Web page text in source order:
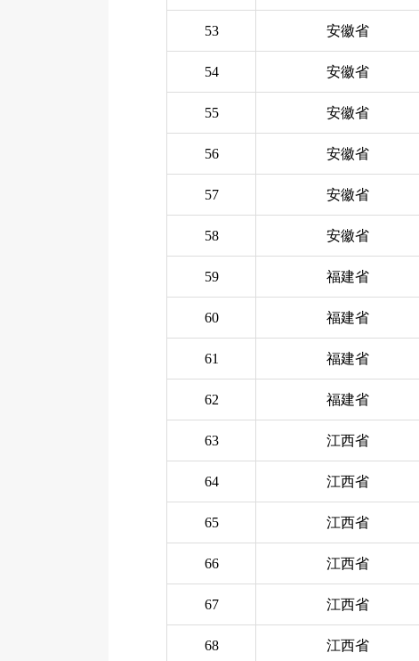
53 安徽省
54 安徽省
55 安徽省
56 安徽省
57 安徽省
58 安徽省
59 福建省
60 福建省
61 福建省
62 福建省
63 江西省
64 江西省
65 江西省
66 江西省
67 江西省
68 江西省